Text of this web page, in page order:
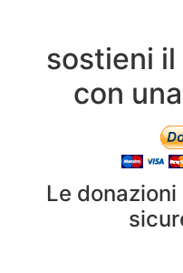
sostieni il
con
Le donazioni